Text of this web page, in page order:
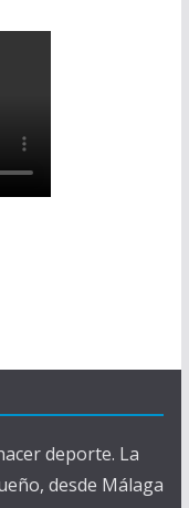
deporte. La
desde Málaga